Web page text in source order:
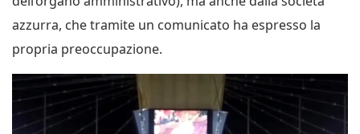
azzurra, che tramite un comunicato ha espresso la
propria preoccupazione.